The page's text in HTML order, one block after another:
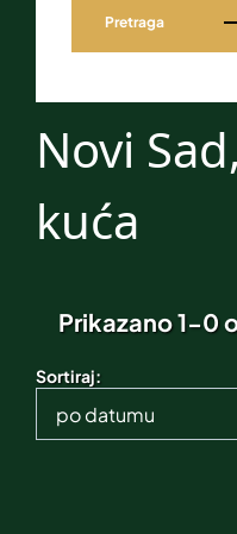
Pretraga
Novi
kuća
Prikazano 1-0
Sortiraj:
po datumu